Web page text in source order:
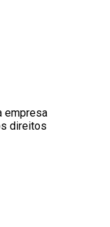
empresa
direitos